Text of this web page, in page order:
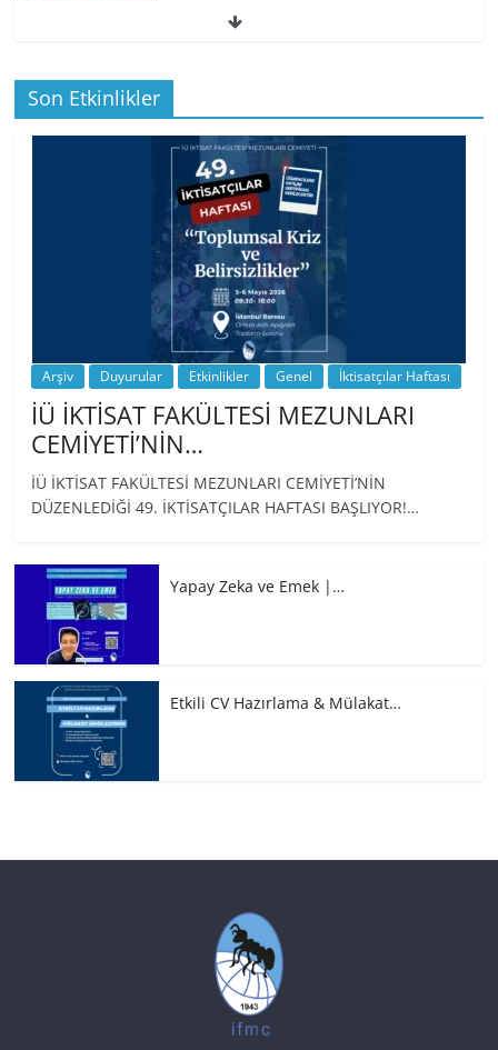
49. İktisatçılar Haftası | 1.…
BİZ İKTİSATLILAR: İÇİMİZDEN BİRİ PROF.
…
Son Etkinlikler
Arşiv Duyurular Etkinlikler Genel İktisatçılar Haftası
İÜ İKTİSAT FAKÜLTESİ MEZUNLARI
CEMİYETİ’NİN…
İÜ İKTİSAT FAKÜLTESİ MEZUNLARI CEMİYETİ’NİN
DÜZENLEDİĞİ 49. İKTİSATÇILAR HAFTASI BAŞLIYOR!…
Yapay Zeka ve Emek |…
Etkili CV Hazırlama & Mülakat…